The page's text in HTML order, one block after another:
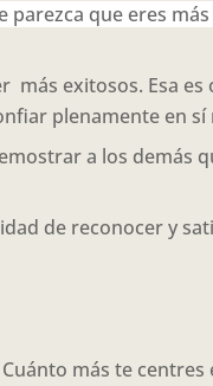
parezca que eres
más exitosos. Esa
plenamente en sí
a los demás
de reconocer y
más te